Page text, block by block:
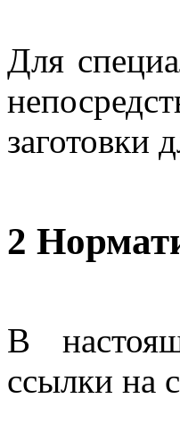
Для
заготовки
2
В
ссылки на